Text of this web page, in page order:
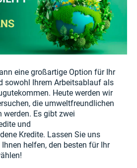
eine großartige Option für Ihr
sowohl Ihrem Arbeitsablauf als
Heute werden wir
die umweltfreundlichen
werden. Es gibt zwei
und
Kredite. Lassen Sie uns
helfen, den besten für Ihr